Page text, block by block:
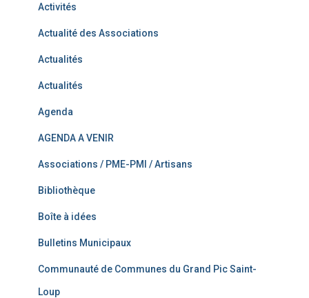
Activités
Actualité des Associations
Actualités
Actualités
Agenda
AGENDA A VENIR
Associations / PME-PMI / Artisans
Bibliothèque
Boîte à idées
Bulletins Municipaux
Communauté de Communes du Grand Pic Saint-
Loup